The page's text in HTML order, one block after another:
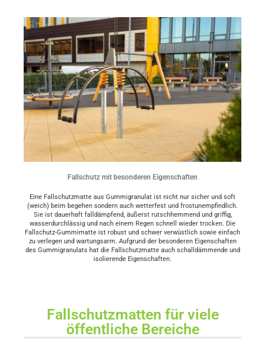
Fallschutz mit besonderen Eigenschaften
Eine Fallschutzmatte aus Gummigranulat ist nicht nur sicher und soft
(weich) beim begehen sondern auch wetterfest und frostunempfindlich.
Sie ist dauerhaft falldämpfend, äußerst rutschhemmend und griffig,
wasserdurchlässig und nach einem Regen schnell wieder trocken. Die
Fallschutz-Gummimatte ist robust und schwer verwüstlich sowie einfach
zu verlegen und wartungsarm. Aufgrund der besonderen Eigenschaften
des Gummigranulats hat die Fallschutzmatte auch schalldämmende und
isolierende Eigenschaften.
Fallschutzmatten für viele
öffentliche Bereiche